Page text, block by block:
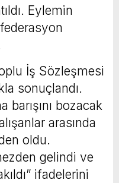
Eylemin
İş Sözleşmesi
sonuçlandı.
barışını bozacak
arasında
oldu.
gelindi ve
ifadelerini